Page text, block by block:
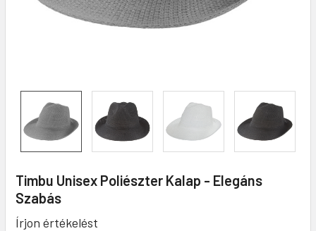
Timbu Unisex Poliészter Kalap - Elegáns
Szabás
Írjon értékelést